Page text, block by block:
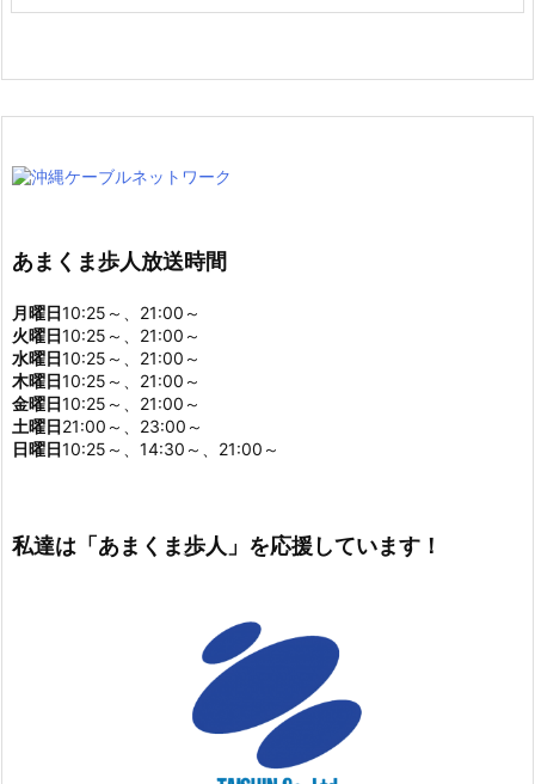
あまくま歩人放送時間
月曜日10:25～、21:00～
火曜日10:25～、21:00～
水曜日10:25～、21:00～
木曜日10:25～、21:00～
金曜日10:25～、21:00～
土曜日21:00～、23:00～
日曜日10:25～、14:30～、21:00～
私達は「あまくま歩人」を応援しています！